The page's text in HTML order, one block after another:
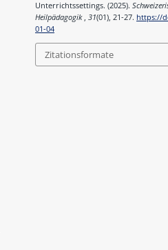
Unterrichtssettings. (2025).
Heilpädagogik ,31(01), 21-27. https://
01-04
Zitationsformate